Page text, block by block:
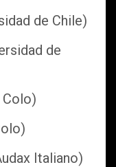
de Chile)
de
Italiano)